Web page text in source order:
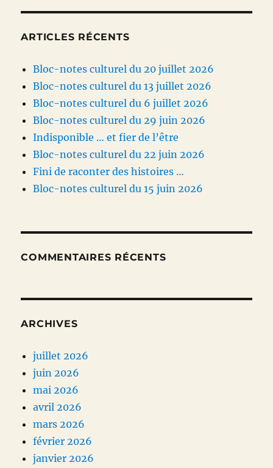
ARTICLES RÉCENTS
Bloc-notes culturel du 20 juillet 2026
Bloc-notes culturel du 13 juillet 2026
Bloc-notes culturel du 6 juillet 2026
Bloc-notes culturel du 29 juin 2026
Indisponible … et fier de l’être
Bloc-notes culturel du 22 juin 2026
Fini de raconter des histoires …
Bloc-notes culturel du 15 juin 2026
COMMENTAIRES RÉCENTS
ARCHIVES
juillet 2026
juin 2026
mai 2026
avril 2026
mars 2026
février 2026
janvier 2026